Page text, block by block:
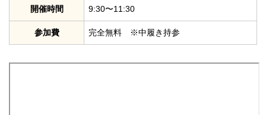
開催時間 9:30〜11:30
参加費 完全無料 ※中履き持参